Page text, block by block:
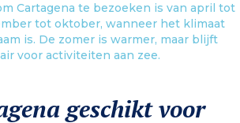
Cartagena te bezoeken is van april tot
tot oktober, wanneer het klimaat
is. De zomer is warmer, maar blijft
voor activiteiten aan zee.
geschikt voor